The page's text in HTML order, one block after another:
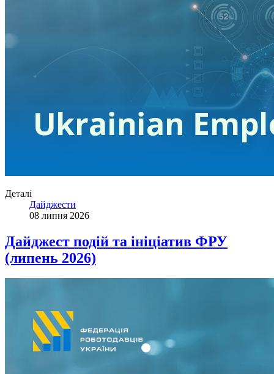
Деталі
Дайджести
08 липня 2026
Дайджест подій та ініціатив ФРУ
(липень 2026)